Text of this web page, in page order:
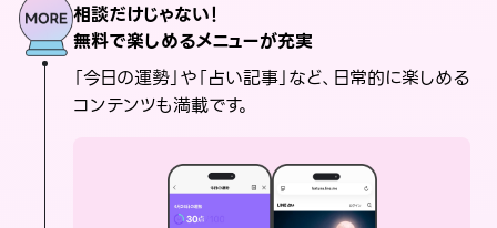
相談だけじゃない！
無料で楽しめるメニューが充実
「今日の運勢」や「占い記事」など、日常的に楽しめる
コンテンツも満載です。